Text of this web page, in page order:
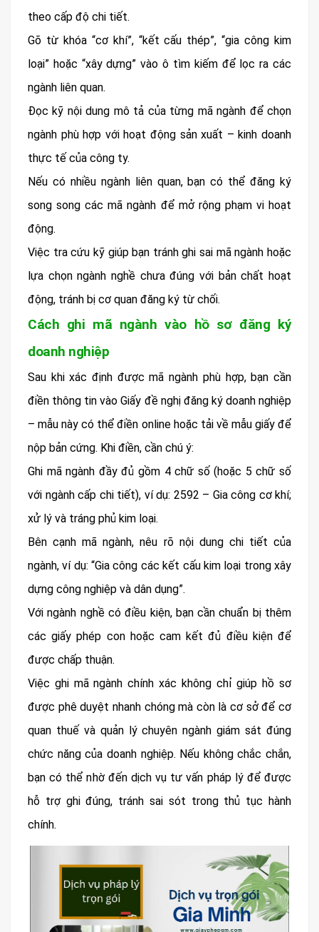
theo cấp độ chi tiết.
Gõ từ khóa “cơ khí”, “kết cấu thép”, “gia công kim
loại” hoặc “xây dựng” vào ô tìm kiếm để lọc ra các
ngành liên quan.
Đọc kỹ nội dung mô tả của từng mã ngành để chọn
ngành phù hợp với hoạt động sản xuất – kinh doanh
thực tế của công ty.
Nếu có nhiều ngành liên quan, bạn có thể đăng ký
song song các mã ngành để mở rộng phạm vi hoạt
động.
Việc tra cứu kỹ giúp bạn tránh ghi sai mã ngành hoặc
lựa chọn ngành nghề chưa đúng với bản chất hoạt
động, tránh bị cơ quan đăng ký từ chối.
Cách ghi mã ngành vào hồ sơ đăng ký
doanh nghiệp
Sau khi xác định được mã ngành phù hợp, bạn cần
điền thông tin vào Giấy đề nghị đăng ký doanh nghiệp
– mẫu này có thể điền online hoặc tải về mẫu giấy để
nộp bản cứng. Khi điền, cần chú ý:
Ghi mã ngành đầy đủ gồm 4 chữ số (hoặc 5 chữ số
với ngành cấp chi tiết), ví dụ: 2592 – Gia công cơ khí;
xử lý và tráng phủ kim loại.
Bên cạnh mã ngành, nêu rõ nội dung chi tiết của
ngành, ví dụ: “Gia công các kết cấu kim loại trong xây
dựng công nghiệp và dân dụng”.
Với ngành nghề có điều kiện, bạn cần chuẩn bị thêm
các giấy phép con hoặc cam kết đủ điều kiện để
được chấp thuận.
Việc ghi mã ngành chính xác không chỉ giúp hồ sơ
được phê duyệt nhanh chóng mà còn là cơ sở để cơ
quan thuế và quản lý chuyên ngành giám sát đúng
chức năng của doanh nghiệp. Nếu không chắc chắn,
bạn có thể nhờ đến dịch vụ tư vấn pháp lý để được
hỗ trợ ghi đúng, tránh sai sót trong thủ tục hành
chính.